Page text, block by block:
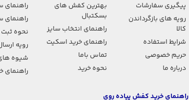
پیگیری سفارشات
رویه های بازگرداندن
کالا
شرایط استفاده
حریم خصوصی
درباره ما
بهترین کفش های
بسکتبال
راهنمای انتخاب سایز
راهنمای خرید اسکیت
تماس باما
نحوه خرید
راهنمای
راهنمای
نحوه
رویه
شیوه
راهنمای
راهنمای خرید کفش پیاده روی